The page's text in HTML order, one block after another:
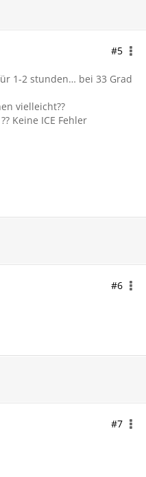
#5
1-2 stunden… bei 33 Grad
vielleicht??
Keine ICE Fehler
#6
#7